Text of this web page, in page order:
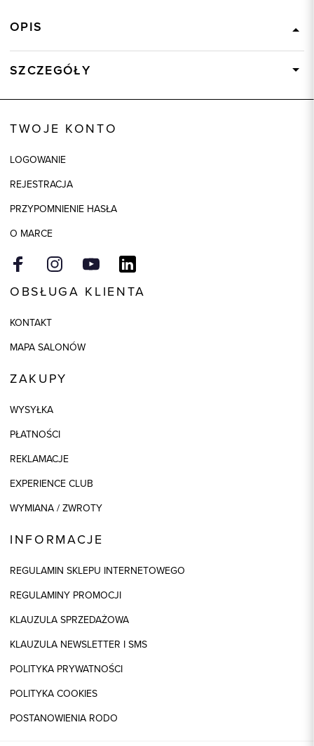
OPIS
SZCZEGÓŁY
Składy podszewek
Kolor
Wymiary
TWOJE KONTO
LOGOWANIE
REJESTRACJA
PRZYPOMNIENIE HASŁA
O MARCE
OBSŁUGA KLIENTA
KONTAKT
MAPA SALONÓW
ZAKUPY
WYSYŁKA
PŁATNOŚCI
REKLAMACJE
EXPERIENCE CLUB
WYMIANA / ZWROTY
INFORMACJE
REGULAMIN SKLEPU INTERNETOWEGO
REGULAMINY PROMOCJI
KLAUZULA SPRZEDAŻOWA
KLAUZULA NEWSLETTER I SMS
POLITYKA PRYWATNOŚCI
POLITYKA COOKIES
POSTANOWIENIA RODO